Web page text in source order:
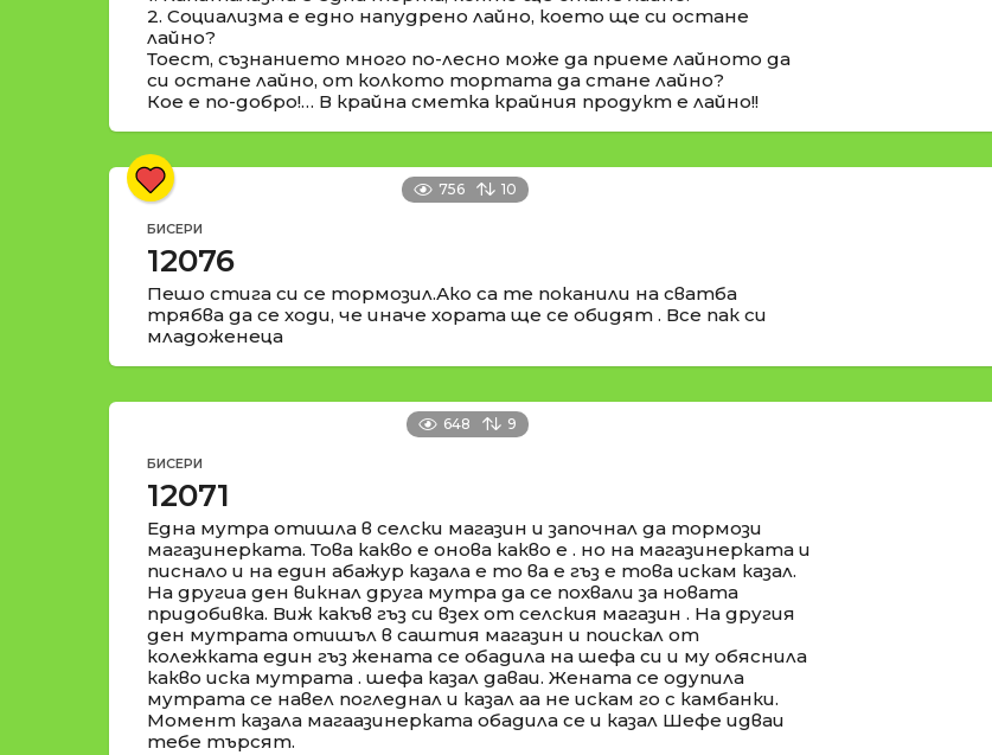
2. Социализма е едно напудрено лайно, което ще си остане
лайно?
Тоест, съзнанието много по-лесно може да приеме лайното да
си остане лайно, от колкото тортата да стане лайно?
Кое е по-добро!… В крайна сметка крайния продукт е лайно!!
756 10
БИСЕРИ
12076
Пешо стига си се тормозил.Ако са те поканили на сватба
трябва да се ходи, че иначе хората ще се обидят . Все пак си
младоженеца
648 9
БИСЕРИ
12071
Една мутра отишла в селски магазин и започнал да тормози
магазинерката. Това какво е онова какво е . но на магазинерката и
писнало и на един абажур казала е то ва е гъз е това искам казал.
На другиа ден викнал друга мутра да се похвали за новата
придобивка. Виж какъв гъз си взех от селския магазин . На другия
ден мутрата отишъл в саштия магазин и поискал от
колежката един гъз жената се обадила на шефа си и му обяснила
какво иска мутрата . шефа казал даваи. Жената се одупила
мутрата се навел погледнал и казал аа не искам го с камбанки.
Момент казала магаазинерката обадила се и казал Шефе идваи
тебе търсят.